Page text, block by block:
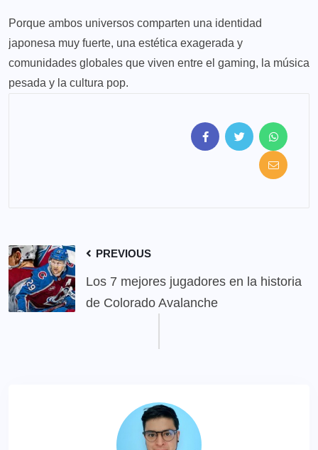
Porque ambos universos comparten una identidad
japonesa muy fuerte, una estética exagerada y
comunidades globales que viven entre el gaming, la música
pesada y la cultura pop.
PREVIOUS
Los 7 mejores jugadores en la historia
de Colorado Avalanche